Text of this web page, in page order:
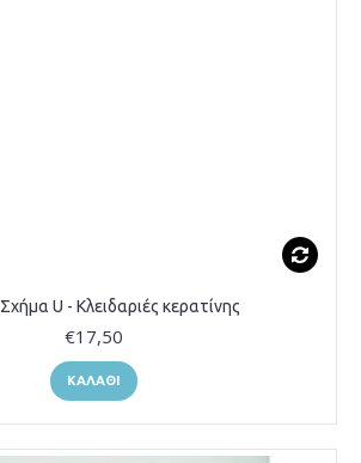
U - Κλειδαριές κερατίνης
€17,50
ΚΑΛΆΘΙ